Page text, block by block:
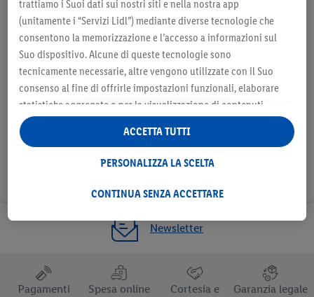
Seleziona come negozio preferito
Newsletter
Pagamenti
Spesa online
Cortesia e
Garanzia legale
trattiamo i Suoi dati sui nostri siti e nella nostra app
(unitamente i “Servizi Lidl”) mediante diverse tecnologie che
consentono la memorizzazione e l’accesso a informazioni sul
Suo dispositivo. Alcune di queste tecnologie sono
tecnicamente necessarie, altre vengono utilizzate con il Suo
consenso al fine di offrirle impostazioni funzionali, elaborare
statistiche aggregate o per la visualizzazione di contenuti
pubblicitari personalizzati all’interno e all’esterno dei Servizi
Lidl. Se è iscritto al programma Lidl Plus, anche i dati relativi al
Alla voce “Personalizza la scelta” può gestire singolarmente le
informazioni in merito al trattamento.
Cliccando “Continua senza accettare” può autorizzare il solo
“Accetta”, acconsente a tutti i trattamenti per tutte le finalità
sopra indicate. Ulteriori informazioni, comprese quelle relative
CONTINUA SENZA ACCETTARE
PERSONALIZZA LA SCELTA
ACCETTA TUTTI